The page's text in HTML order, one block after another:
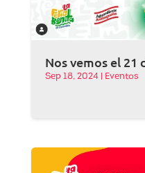
Nos vemos el 21
Sep 18, 2024 Eventos